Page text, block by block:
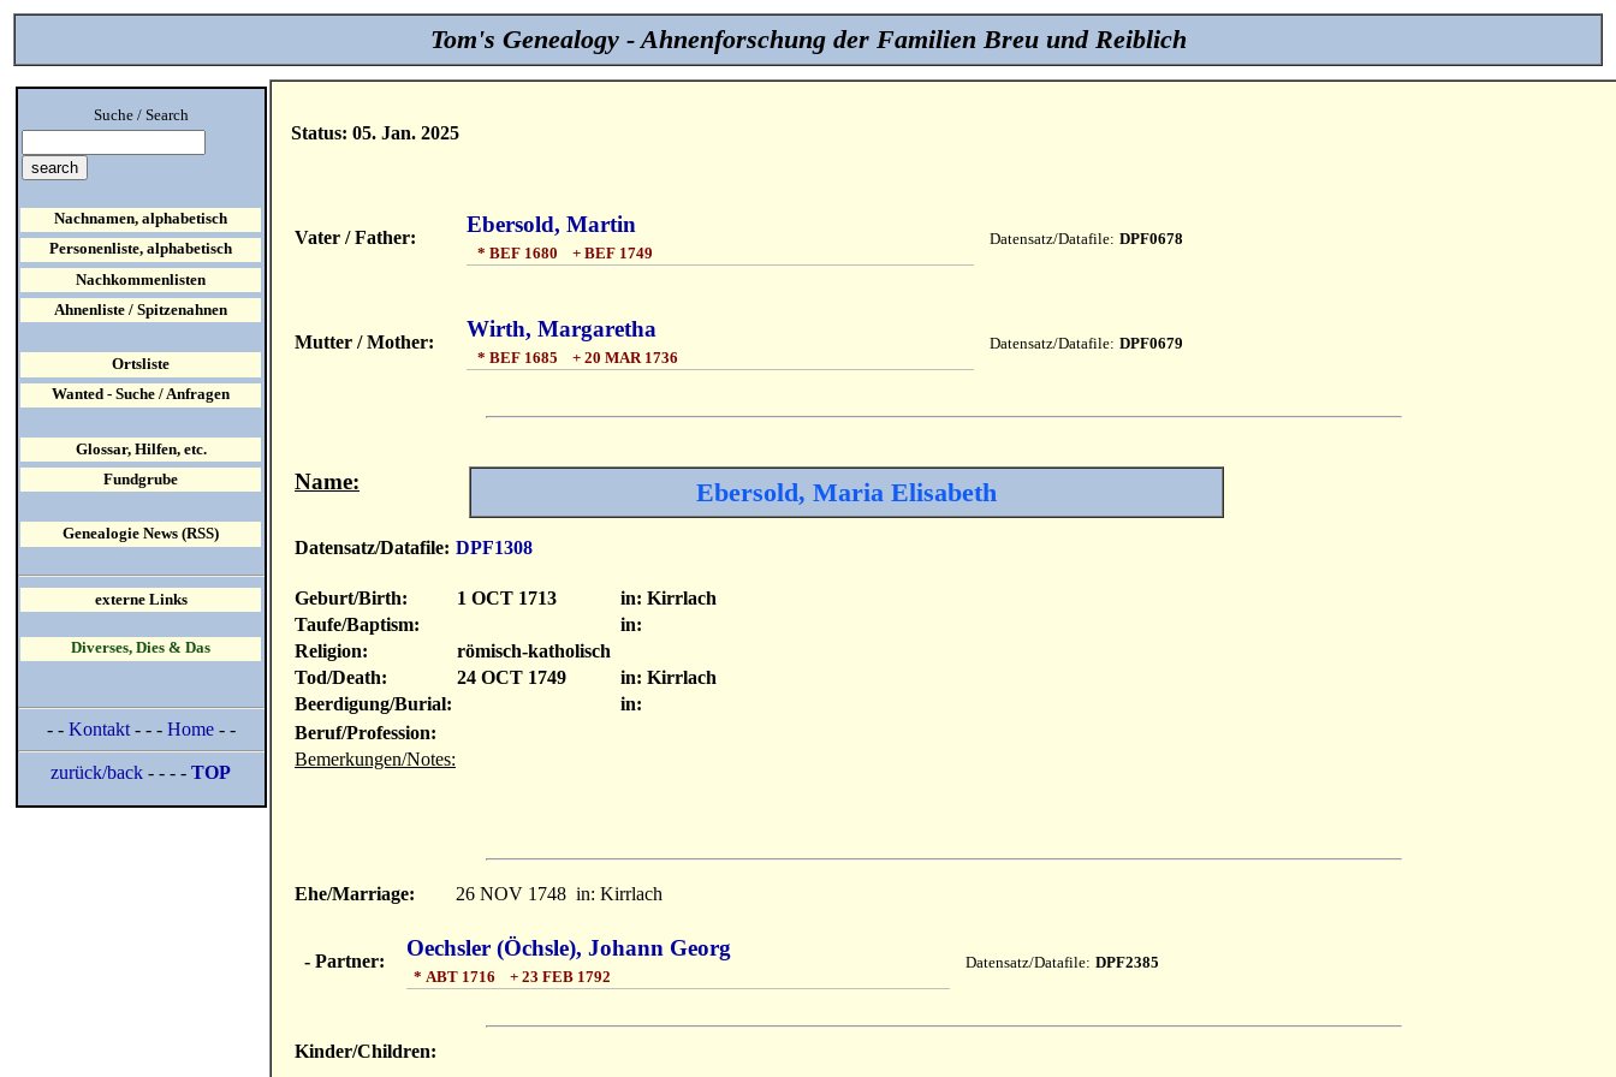
Tom's Genealogy - Ahnenforschung der Familien Breu und Reiblich
Status: 05. Jan. 2025
Vater / Father:
Ebersold, Martin
* BEF 1680 + BEF 1749
Datensatz/Datafile: DPF0678
Mutter / Mother:
Wirth, Margaretha
* BEF 1685 + 20 MAR 1736
Datensatz/Datafile: DPF0679
Name: Ebersold, Maria Elisabeth
Datensatz/Datafile: DPF1308
Geburt/Birth: 1 OCT 1713
in: Kirrlach
Taufe/Baptism:
in:
Religion:
römisch-katholisch
Tod/Death:
24 OCT 1749
in: Kirrlach
Beerdigung/Burial:
in:
Beruf/Profession:
Bemerkungen/Notes:
Ehe/Marriage: 26 NOV 1748 in: Kirrlach
- Partner:
Oechsler (Öchsle), Johann Georg
* ABT 1716 + 23 FEB 1792
Datensatz/Datafile: DPF2385
Kinder/Children:
Suche / Search
Nachnamen, alphabetisch
Personenliste, alphabetisch
Nachkommenlisten
Ahnenliste / Spitzenahnen
Ortsliste
Wanted - Suche / Anfragen
Glossar, Hilfen, etc.
Fundgrube
Genealogie News (RSS)
externe Links
Diverses, Dies & Das
- - Kontakt- - - Home- -
zurück/back - - - -TOP